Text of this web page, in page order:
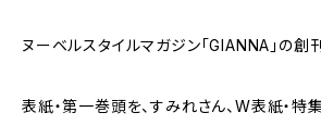
ヌーベルスタイルマガジン「GIANNA」の創
表紙・第一巻頭を、すみれさん、W表紙・特